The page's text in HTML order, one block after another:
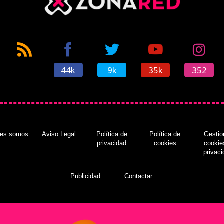
44k 9k 35k 352
somos Aviso Legal
Política de
privacidad
Política de
cookies
Publicidad Contactar